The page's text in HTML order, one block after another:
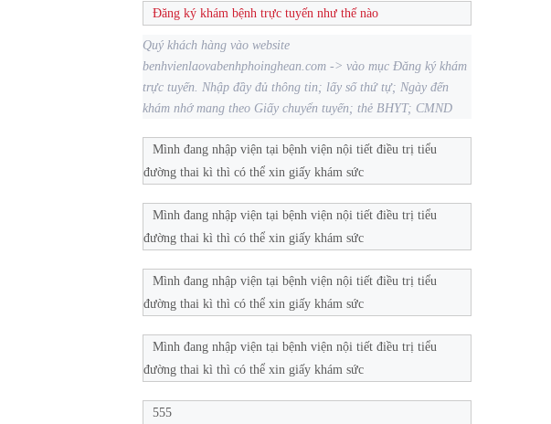
Đăng ký khám bệnh trực tuyến như thế nào
Quý khách hàng vào website
benhvienlaovabenhphoinghean.com -> vào mục Đăng ký khám
trực tuyến. Nhập đầy đủ thông tin; lấy số thứ tự; Ngày đến
khám nhớ mang theo Giấy chuyển tuyến; thẻ BHYT; CMND
Mình đang nhập viện tại bệnh viện nội tiết điều trị tiểu
đường thai kì thì có thể xin giấy khám sức
Mình đang nhập viện tại bệnh viện nội tiết điều trị tiểu
đường thai kì thì có thể xin giấy khám sức
Mình đang nhập viện tại bệnh viện nội tiết điều trị tiểu
đường thai kì thì có thể xin giấy khám sức
Mình đang nhập viện tại bệnh viện nội tiết điều trị tiểu
đường thai kì thì có thể xin giấy khám sức
555